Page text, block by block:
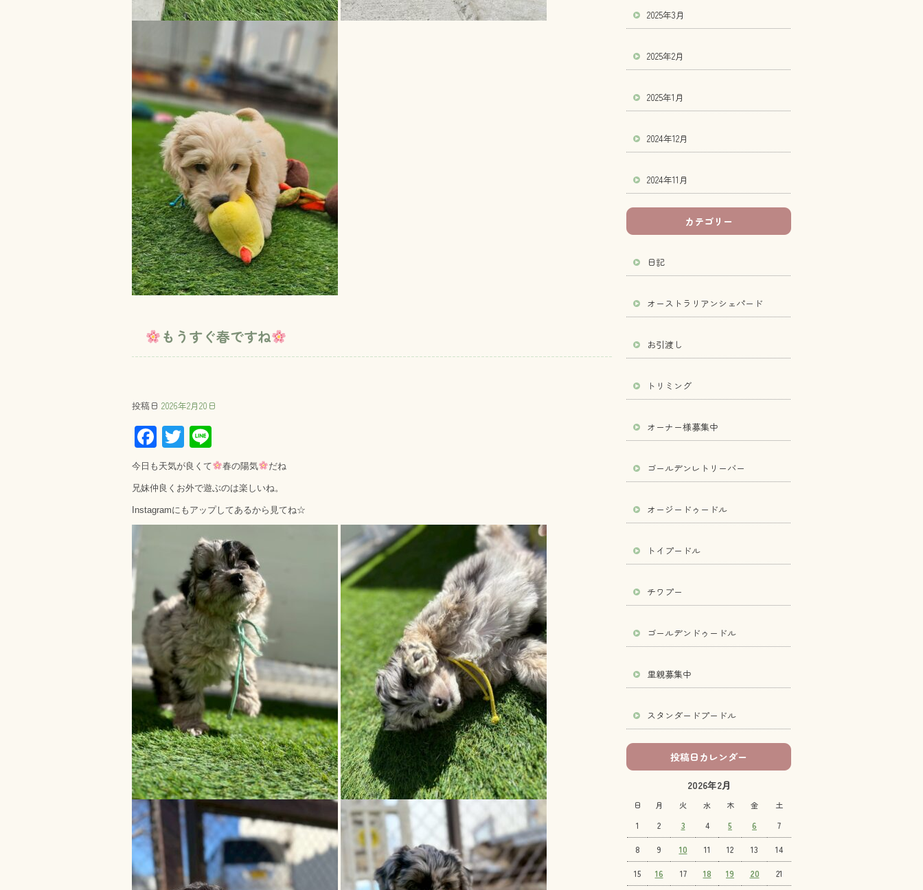
もうすぐ春ですね
投稿日 2026年2月20日
F
ac
e
b
o
T
wi
tt
er
ne
今日も天気が良くて 春の陽気 だね
兄妹仲良くお外で遊ぶのは楽しいね。
Instagramにもアップしてあるから見てね☆
2025年3月
2025年2月
2025年1月
2024年12月
2024年11月
カテゴリー
日記
オーストラリアンシェパード
お引渡し
トリミング
オーナー様募集中
ゴールデンレトリーバー
オージードゥードル
トイプードル
チワプー
ゴールデンドゥードル
里親募集中
スタンダードプードル
投稿日カレンダー
2026年2月
日 月 火 水 木 金 土
1 2 3 4 5 6 7
8 9 10 11 12 13 14
15 16 17 18 19 20 21